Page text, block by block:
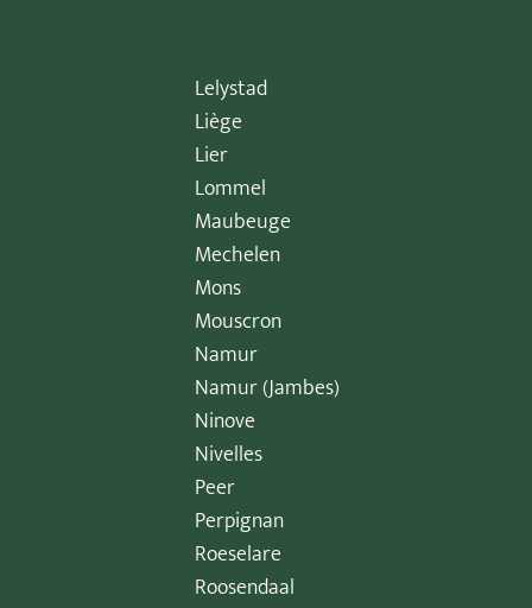
Lelystad
Liège
Lier
Lommel
Maubeuge
Mechelen
Mons
Mouscron
Namur
Namur (Jambes)
Ninove
Nivelles
Peer
Perpignan
Roeselare
Roosendaal